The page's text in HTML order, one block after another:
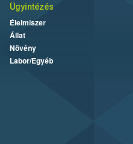
Ügyintézés
Élelmiszer
Állat
Növény
Labor/Egyéb